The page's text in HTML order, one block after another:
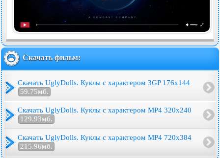
Скачать фильм:
Скачать UglyDolls. Куклы с характером 3GP 176x144
59.75мб.
Скачать UglyDolls. Куклы с характером MP4 320x240
129.93мб.
Скачать UglyDolls. Куклы с характером MP4 720x384
215.96мб.